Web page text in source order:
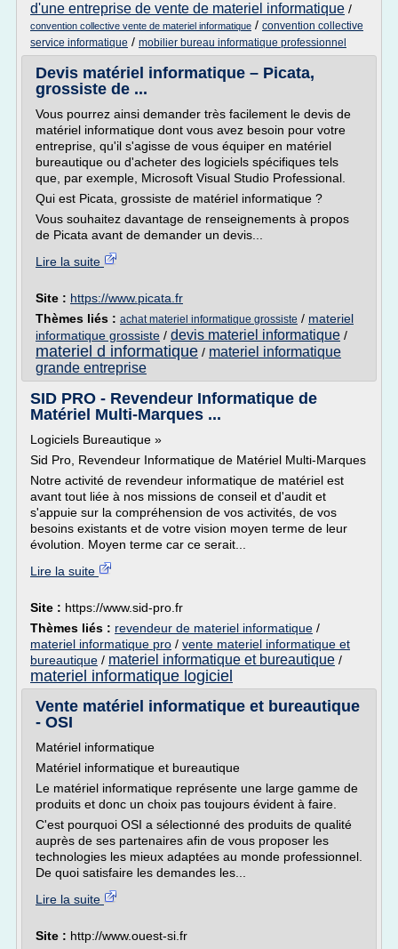
d'une entreprise de vente de materiel informatique /
convention collective vente de materiel informatique / convention collective
service informatique / mobilier bureau informatique professionnel
Devis matériel informatique – Picata,
grossiste de ...
Vous pourrez ainsi demander très facilement le devis de
matériel informatique dont vous avez besoin pour votre
entreprise, qu'il s'agisse de vous équiper en matériel
bureautique ou d'acheter des logiciels spécifiques tels
que, par exemple, Microsoft Visual Studio Professional.
Qui est Picata, grossiste de matériel informatique ?
Vous souhaitez davantage de renseignements à propos
de Picata avant de demander un devis...
Lire la suite
Site : https://www.picata.fr
Thèmes liés : achat materiel informatique grossiste / materiel
informatique grossiste / devis materiel informatique /
materiel d informatique / materiel informatique
grande entreprise
SID PRO - Revendeur Informatique de
Matériel Multi-Marques ...
Logiciels Bureautique »
Sid Pro, Revendeur Informatique de Matériel Multi-Marques
Notre activité de revendeur informatique de matériel est
avant tout liée à nos missions de conseil et d'audit et
s'appuie sur la compréhension de vos activités, de vos
besoins existants et de votre vision moyen terme de leur
évolution. Moyen terme car ce serait...
Lire la suite
Site : https://www.sid-pro.fr
Thèmes liés : revendeur de materiel informatique /
materiel informatique pro / vente materiel informatique et
bureautique / materiel informatique et bureautique /
materiel informatique logiciel
Vente matériel informatique et bureautique
- OSI
Matériel informatique
Matériel informatique et bureautique
Le matériel informatique représente une large gamme de
produits et donc un choix pas toujours évident à faire.
C'est pourquoi OSI a sélectionné des produits de qualité
auprès de ses partenaires afin de vous proposer les
technologies les mieux adaptées au monde professionnel.
De quoi satisfaire les demandes les...
Lire la suite
Site : http://www.ouest-si.fr